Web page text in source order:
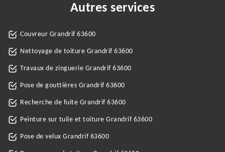
Autres services
Couvreur Grandrif 63600
Nettoyage de toiture Grandrif 63600
Travaux de zinguerie Grandrif 63600
Pose de gouttières Grandrif 63600
Recherche de fuite Grandrif 63600
Peinture sur tuile et toiture Grandrif 63600
Pose de velux Grandrif 63600